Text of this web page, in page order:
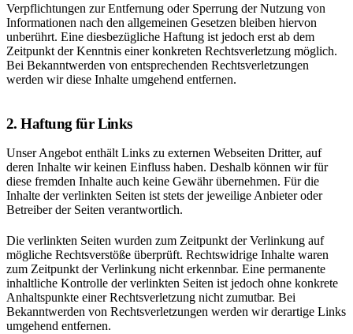
Verpflichtungen zur Entfernung oder Sperrung der Nutzung von
Informationen nach den allgemeinen Gesetzen bleiben hiervon
unberührt. Eine diesbezügliche Haftung ist jedoch erst ab dem
Zeitpunkt der Kenntnis einer konkreten Rechtsverletzung möglich.
Bei Bekanntwerden von entsprechenden Rechtsverletzungen
werden wir diese Inhalte umgehend entfernen.
2. Haftung für Links
Unser Angebot enthält Links zu externen Webseiten Dritter, auf
deren Inhalte wir keinen Einfluss haben. Deshalb können wir für
diese fremden Inhalte auch keine Gewähr übernehmen. Für die
Inhalte der verlinkten Seiten ist stets der jeweilige Anbieter oder
Betreiber der Seiten verantwortlich.
Die verlinkten Seiten wurden zum Zeitpunkt der Verlinkung auf
mögliche Rechtsverstöße überprüft. Rechtswidrige Inhalte waren
zum Zeitpunkt der Verlinkung nicht erkennbar. Eine permanente
inhaltliche Kontrolle der verlinkten Seiten ist jedoch ohne konkrete
Anhaltspunkte einer Rechtsverletzung nicht zumutbar. Bei
Bekanntwerden von Rechtsverletzungen werden wir derartige Links
umgehend entfernen.